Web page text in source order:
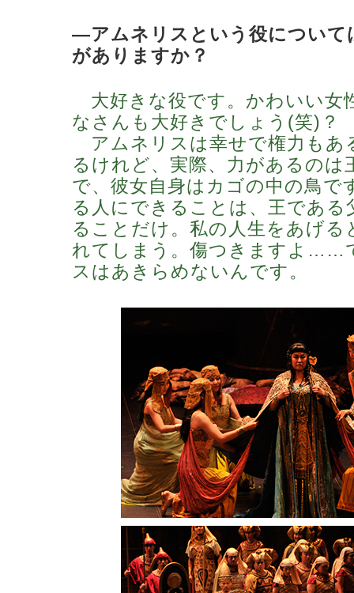
―アムネリスという役について
がありますか？
大好きな役です。かわいい女
なさんも大好きでしょう(笑)？
アムネリスは幸せで権力もあ
るけれど、実際、力があるのは
で、彼女自身はカゴの中の鳥で
る人にできることは、王である
ることだけ。私の人生をあげる
れてしまう。傷つきますよ……
スはあきらめないんです。